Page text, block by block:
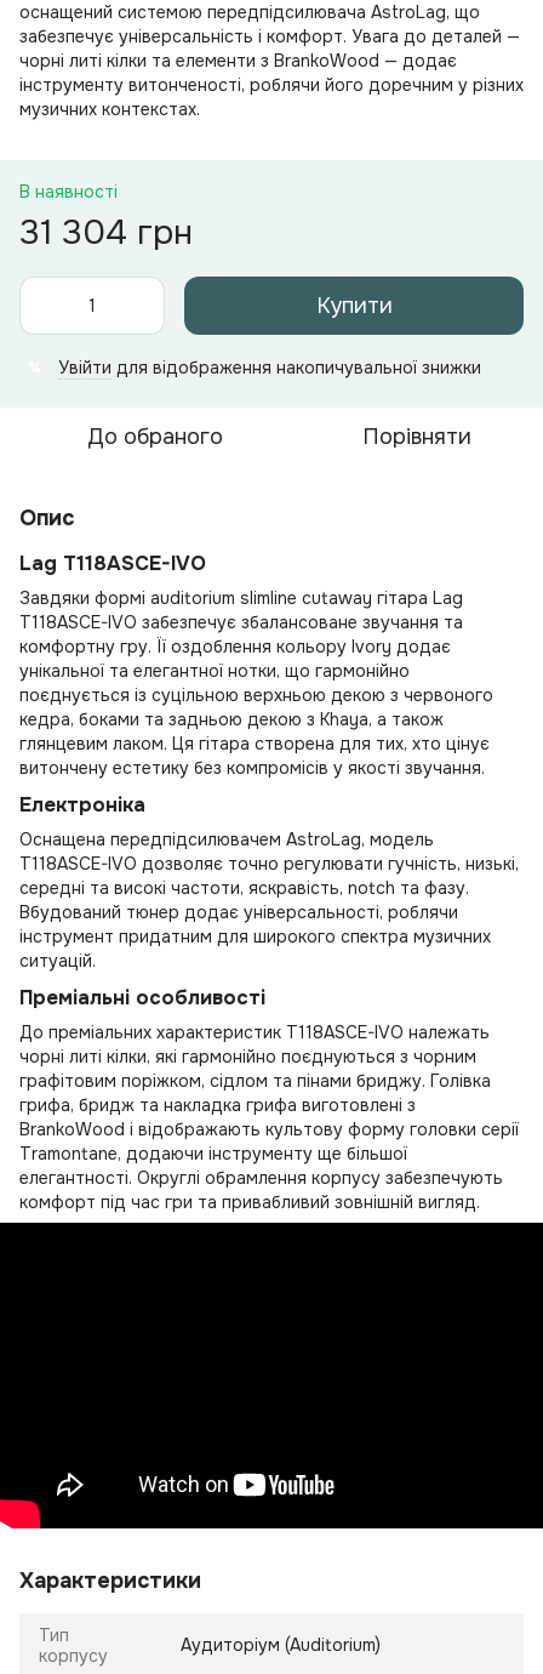
оснащений системою передпідсилювача AstroLag, що
забезпечує універсальність і комфорт. Увага до деталей —
чорні литі кілки та елементи з BrankoWood — додає
інструменту витонченості, роблячи його доречним у різних
музичних контекстах.
В наявності
31 304 грн
Купити
Увійти для відображення накопичувальної знижки
До обраного Порівняти
Опис
Lag T118ASCE-IVO
Завдяки формі auditorium slimline cutaway гітара Lag
T118ASCE-IVO забезпечує збалансоване звучання та
комфортну гру. Її оздоблення кольору Ivory додає
унікальної та елегантної нотки, що гармонійно
поєднується із суцільною верхньою декою з червоного
кедра, боками та задньою декою з Khaya, а також
глянцевим лаком. Ця гітара створена для тих, хто цінує
витончену естетику без компромісів у якості звучання.
Електроніка
Оснащена передпідсилювачем AstroLag, модель
T118ASCE-IVO дозволяє точно регулювати гучність, низькі,
середні та високі частоти, яскравість, notch та фазу.
Вбудований тюнер додає універсальності, роблячи
інструмент придатним для широкого спектра музичних
ситуацій.
Преміальні особливості
До преміальних характеристик T118ASCE-IVO належать
чорні литі кілки, які гармонійно поєднуються з чорним
графітовим поріжком, сідлом та пінами бриджу. Голівка
грифа, бридж та накладка грифа виготовлені з
BrankoWood і відображають культову форму головки серії
Tramontane, додаючи інструменту ще більшої
елегантності. Округлі обрамлення корпусу забезпечують
комфорт під час гри та привабливий зовнішній вигляд.
Характеристики
Тип
корпусу
Аудиторіум (Auditorium)